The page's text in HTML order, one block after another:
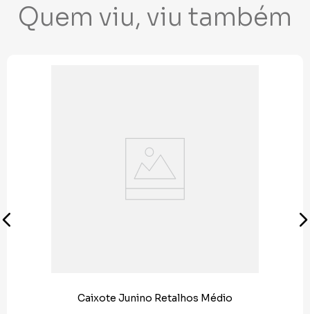
Quem viu, viu também
Caixote Junino Retalhos Médio